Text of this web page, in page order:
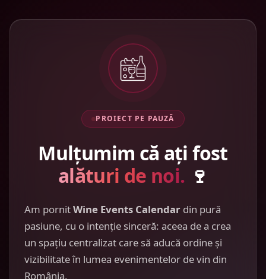
PROIECT PE PAUZĂ
Mulțumim că ați fost
alături de noi. 🍷
Am pornitWine Events Calendar din pură
pasiune, cu o intenție sinceră: aceea de a crea
un spațiu centralizat care să aducă ordine și
vizibilitate în lumea evenimentelor de vin din
România.